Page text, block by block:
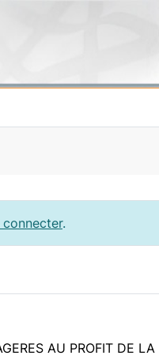
.
AU PROFIT DE